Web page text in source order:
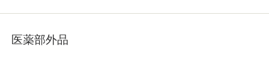
医薬部外品